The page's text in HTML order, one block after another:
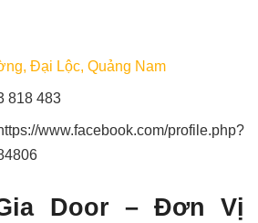
Đại Lộc, Quảng Nam
818 483
www.facebook.com/profile.php?
Door – Đơn Vị